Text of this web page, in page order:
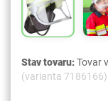
Stav tovaru:Tovar
(varianta 7186166)